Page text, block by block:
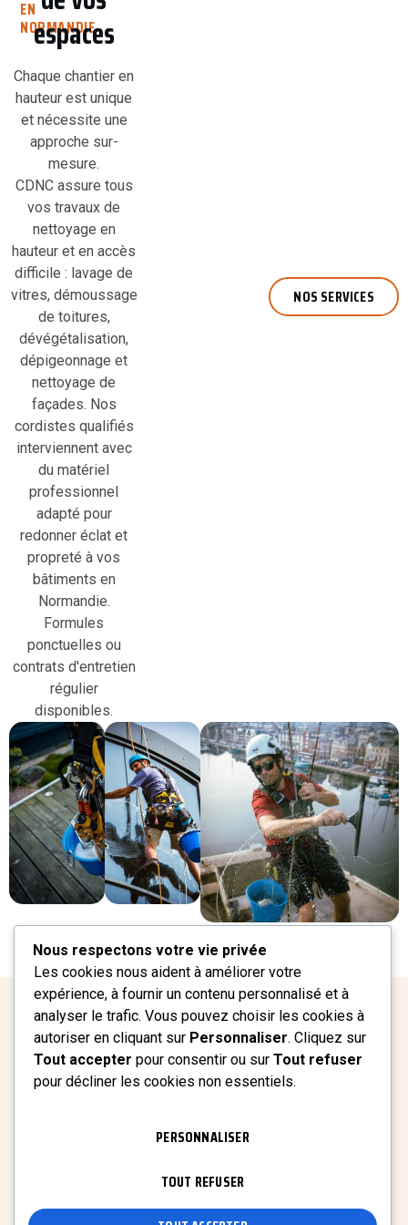
EN
NORMANDIE
espaces
Chaque chantier en
hauteur est unique
et nécessite une
approche sur-
mesure.
CDNC assure tous
vos travaux de
nettoyage en
hauteur et en accès
difficile : lavage de
vitres, démoussage
de toitures,
dévégétalisation,
dépigeonnage et
nettoyage de
façades. Nos
cordistes qualifiés
interviennent avec
du matériel
professionnel
adapté pour
redonner éclat et
propreté à vos
bâtiments en
Normandie.
Formules
ponctuelles ou
contrats d'entretien
régulier
disponibles.
NOS SERVICES
DOMAINES D'INTERVENTIONS
Nos prestations de
nettoyage en hauteur
Spécialistes de l'accès difficile, les équipes de CDNC
interviennent avec une agilité totale sur toutes vos
Nous respectons votre vie privée
Les cookies nous aident à améliorer votre
expérience, à fournir un contenu personnalisé et à
analyser le trafic. Vous pouvez choisir les cookies à
autoriser en cliquant sur Personnaliser. Cliquez sur
Tout accepter pour consentir ou sur Tout refuser
pour décliner les cookies non essentiels.
PERSONNALISER
TOUT REFUSER